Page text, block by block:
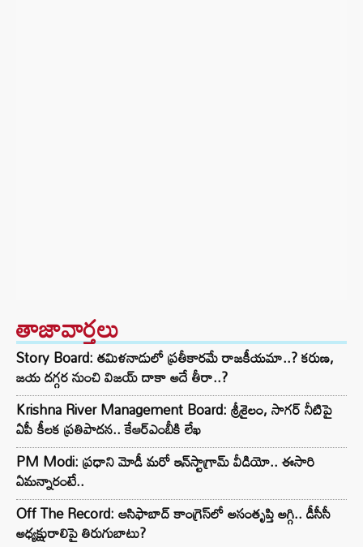
తాజావార్తలు
Story Board: తమిళనాడులో ప్రతీకారమే రాజకీయమా..? కరుణ,
జయ దగ్గర నుంచి విజయ్ దాకా అదే తీరా..?
Krishna River Management Board: శ్రీశైలం, సాగర్ నీటిపై
ఏపీ కీలక ప్రతిపాదన.. కేఆర్ఎంబీకి లేఖ
PM Modi: ప్రధాని మోడీ మరో ఇన్‌స్టాగ్రామ్ వీడియో.. ఈసారి
ఏమన్నారంటే..
Off The Record: ఆసిఫాబాద్ కాంగ్రెస్‌లో అసంతృప్తి అగ్గి.. డీసీసీ
అధ్యక్షురాలిపై తిరుగుబాటు?